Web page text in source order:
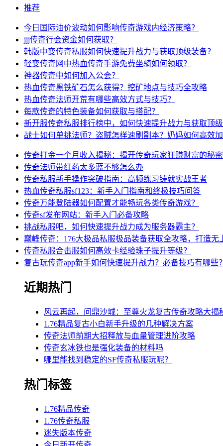
推荐
今日国际油价波动如何影响传奇游戏内经济策略？
jjj传奇行会资金如何获取？
韩版中变传奇私服如何快速提升战力与获取顶级装备？
轻变传奇网中热血传奇手游免费坐骑如何领取？
神器传奇中如何加入公会？
热血传奇黑铁矿石怎么获得？挖矿地点与技巧全攻略
热血传奇法师开荒有哪些高效方式与技巧？
每款传奇的特色装备如何获取与搭配？
新开服传奇私服排行榜中，如何快速提升战力与获取顶级
战士如何单挑法师？盗贼怎样速刷副本？奶妈如何高效加
传奇打金一个月收入揭秘：揭开传奇玩家狂赚财富的秘密
传奇法师带红药太多蓝不够怎么办
传奇私服新手操作突破指南：高频练习铸就实战王者
热血传奇私服sf123：新手入门指南和终极技巧问答
传奇万能登陆器如何配置才能畅玩各类传奇游戏？
传奇sf发布网站：新手入门必备攻略
挑战私服吧，如何快速提升战力成为服务器霸主？
巅峰传奇：176大极品私服极品装备获取全攻略，打造无
传奇私服合击服如何高效卡经验珠子提升等级？
复古玩传奇app新手如何快速提升战力？必备技巧有哪些？
近期热门
风云再起，问鼎沙城：至尊火龙复古传奇攻略大揭
1.76精品复古小白新手升级的几种解决方案
传奇法师前期大招释放与血量管理进阶攻略
传奇玄冰铁也是强化装备的材料吗
哪里能找到稳定的SF传奇私服玩呢？
热门标签
1.76精品传奇
1.76传奇私服
迷失版本传奇